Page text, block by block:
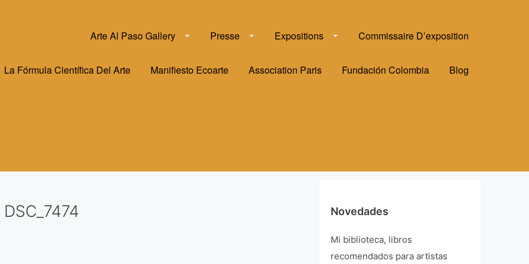
Arte Al Paso Gallery Presse Expositions Commissaire D’exposition
La Fórmula Científica Del Arte Manifiesto Ecoarte Association Paris Fundación Colombia Blog
DSC_7474 Novedades
Mi biblioteca, libros
recomendados para artistas